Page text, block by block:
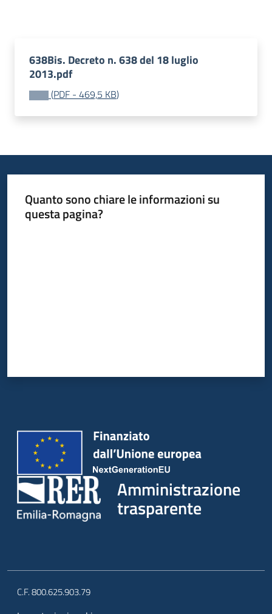
638Bis. Decreto n. 638 del 18 luglio
2013.pdf
(PDF - 469,5 KB)
Quanto sono chiare le informazioni su
questa pagina?
Amministrazione
trasparente
C.F. 800.625.903.79